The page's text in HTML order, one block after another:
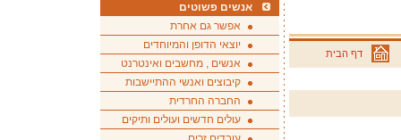
דף הבית
אנשים פשוטים
אפשר גם אחרת
יוצאי הדופן והמיוחדים
אנשים , מחשבים ואינטרנט
קיבוצים ואנשי ההתיישבות
החברה החרדית
עולים חדשים ועולים ותיקים